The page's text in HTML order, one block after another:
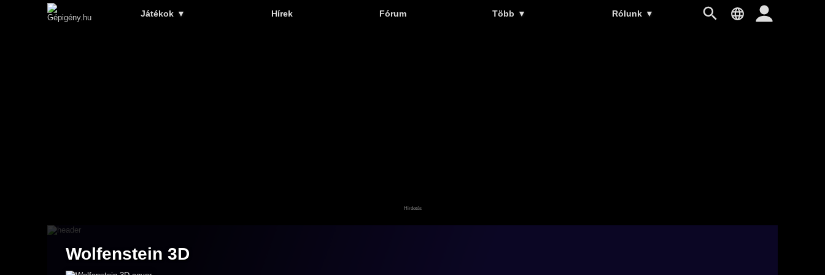
Játékok ▼ Hírek Fórum Több ▼ Rólunk ▼
Wolfenstein 3D